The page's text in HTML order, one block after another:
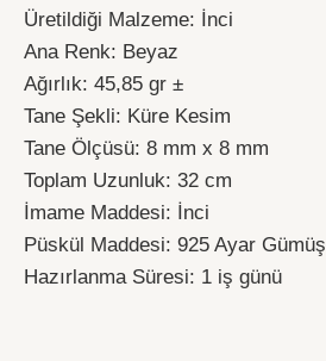
Üretildiği Malzeme: İnci
Ana Renk: Beyaz
Ağırlık: 45,85 gr ±
Tane Şekli: Küre Kesim
Tane Ölçüsü: 8 mm x 8 mm
Toplam Uzunluk: 32 cm
İmame Maddesi: İnci
Püskül Maddesi: 925 Ayar Gümüş
Hazırlanma Süresi: 1 iş günü